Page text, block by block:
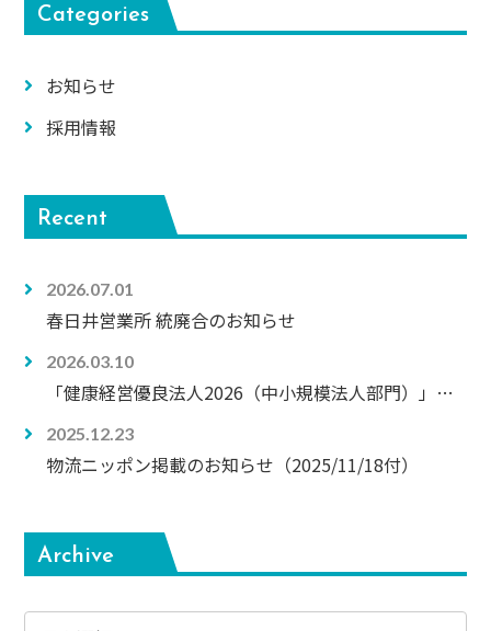
Categories
お知らせ
採用情報
Recent
2026.07.01
春日井営業所 統廃合のお知らせ
2026.03.10
「健康経営優良法人2026（中小規模法人部門）」に認定されました
2025.12.23
物流ニッポン掲載のお知らせ（2025/11/18付）
Archive